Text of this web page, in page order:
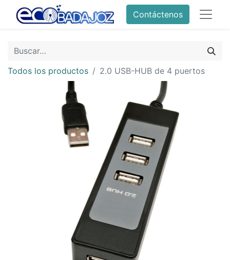
Contáctenos
Todos los productos 2.0 USB-HUB de 4 puertos